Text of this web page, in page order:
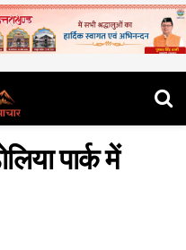
पार्क में